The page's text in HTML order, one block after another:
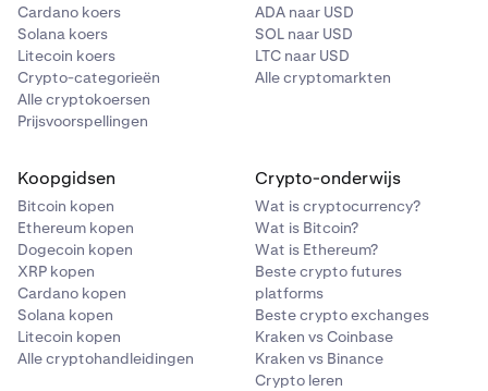
Cardano koers
Solana koers
Litecoin koers
Crypto-categorieën
Alle cryptokoersen
Prijsvoorspellingen
ADA naar USD
SOL naar USD
LTC naar USD
Alle cryptomarkten
Koopgidsen
Bitcoin kopen
Ethereum kopen
Dogecoin kopen
XRP kopen
Cardano kopen
Solana kopen
Litecoin kopen
Alle cryptohandleidingen
Crypto-onderwijs
Wat is cryptocurrency?
Wat is Bitcoin?
Wat is Ethereum?
Beste crypto futures
platforms
Beste crypto exchanges
Kraken vs Coinbase
Kraken vs Binance
Crypto leren